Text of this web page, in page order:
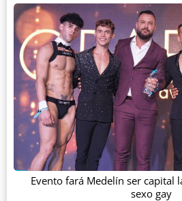
Evento fará Medelín ser capital
sexo gay